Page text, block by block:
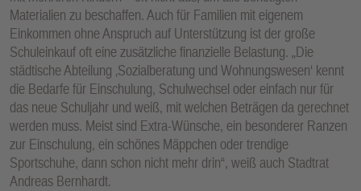
Materialien zu beschaffen. Auch für Familien mit eigenem
Einkommen ohne Anspruch auf Unterstützung ist der große
Schuleinkauf oft eine zusätzliche finanzielle Belastung. „Die
städtische Abteilung ‚Sozialberatung und Wohnungswesen‘ kennt
die Bedarfe für Einschulung, Schulwechsel oder einfach nur für
das neue Schuljahr und weiß, mit welchen Beträgen da gerechnet
werden muss. Meist sind Extra-Wünsche, ein besonderer Ranzen
zur Einschulung, ein schönes Mäppchen oder trendige
Sportschuhe, dann schon nicht mehr drin“, weiß auch Stadtrat
Andreas Bernhardt.
N
E
N